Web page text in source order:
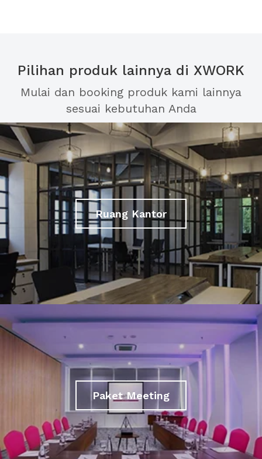
Pilihan produk lainnya di XWORK
Mulai dan booking produk kami lainnya
sesuai kebutuhan Anda
Ruang Kantor
Paket Meeting